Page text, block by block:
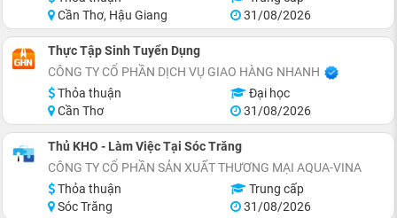
Cần Thơ, Hậu Giang
31/08/2026
Thực Tập Sinh Tuyển Dụng
CÔNG TY CỔ PHẦN DỊCH VỤ GIAO HÀNG NHANH
Thỏa thuận
Đại học
Cần Thơ
31/08/2026
Thủ KHO - Làm Việc Tại Sóc Trăng
CÔNG TY CỔ PHẦN SẢN XUẤT THƯƠNG MẠI AQUA-VINA
Thỏa thuận
Trung cấp
Sóc Trăng
31/08/2026